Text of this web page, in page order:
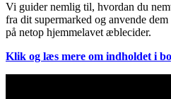
Vi guider nemlig til, hvordan du
fra dit supermarked og anvende
på netop hjemmelavet æblecider.
Klik og læs mere om indholdet i